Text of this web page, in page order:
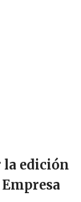
la edición